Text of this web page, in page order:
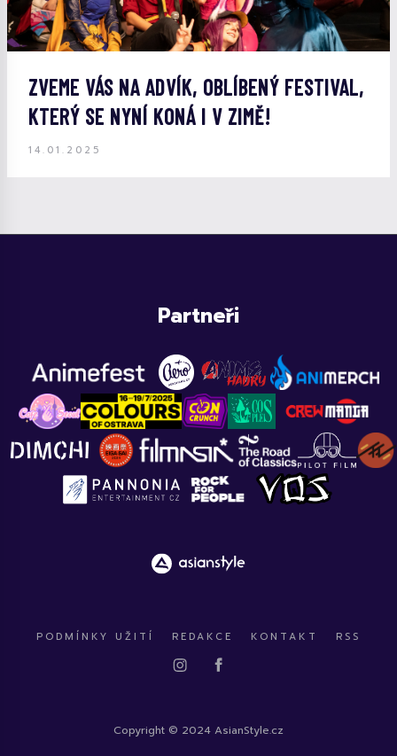
ZVEME VÁS NA ADVÍK, OBLÍBENÝ FESTIVAL,
KTERÝ SE NYNÍ KONÁ I V ZIMĚ!
14.01.2025
Partneři
PODMÍNKY UŽITÍ REDAKCE KONTAKT RSS
Copyright © 2024 AsianStyle.cz